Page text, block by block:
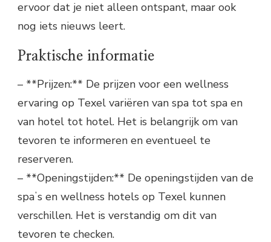
ervoor dat je niet alleen ontspant, maar ook
nog iets nieuws leert.
Praktische informatie
– **Prijzen:** De prijzen voor een wellness
ervaring op Texel variëren van spa tot spa en
van hotel tot hotel. Het is belangrijk om van
tevoren te informeren en eventueel te
reserveren.
– **Openingstijden:** De openingstijden van de
spaʼs en wellness hotels op Texel kunnen
verschillen. Het is verstandig om dit van
tevoren te checken.